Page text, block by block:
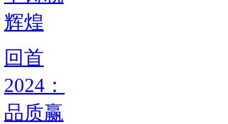
回首
2024：
品质赢